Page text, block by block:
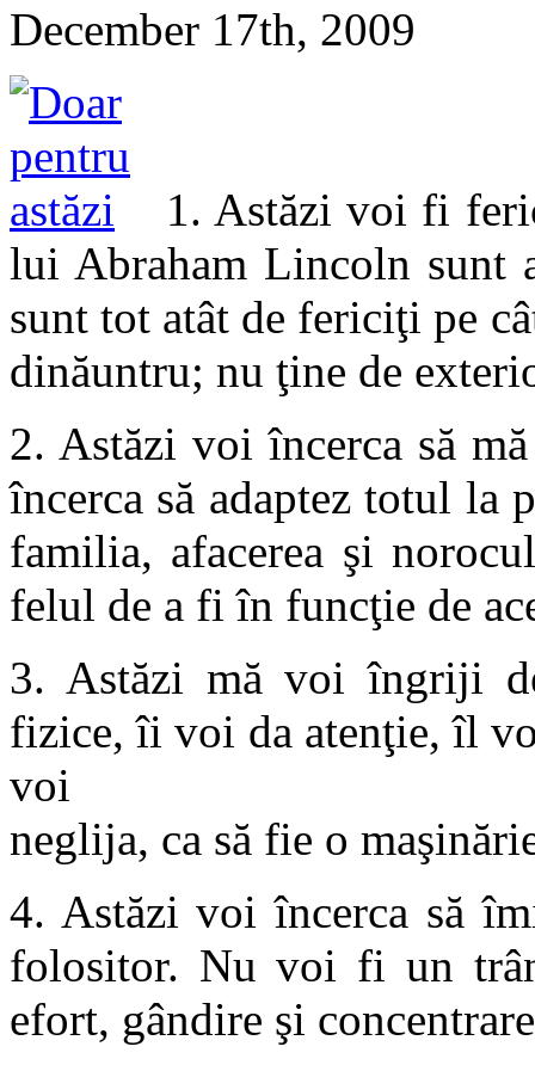
December 17th, 2009
1. Astăzi voi fi
lui Abraham Lincoln sunt
sunt tot atât de fericiţi pe
dinăuntru; nu ţine de
2. Astăzi voi încerca să
încerca să adaptez totul
familia, afacerea şi
felul de a fi în funcţie de
3. Astăzi mă voi îngriji
fizice, îi voi da atenţie, îl
voi
neglija, ca să fie o
4. Astăzi voi încerca să
folositor. Nu voi fi un
efort, gândire şi